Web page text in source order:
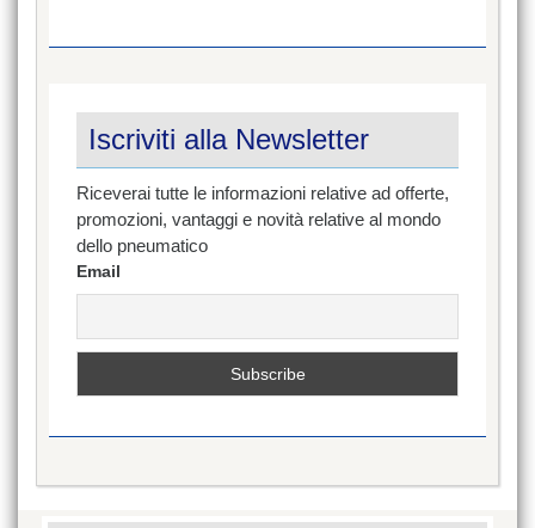
Iscriviti alla Newsletter
Riceverai tutte le informazioni relative ad offerte,
promozioni, vantaggi e novità relative al mondo
dello pneumatico
Email